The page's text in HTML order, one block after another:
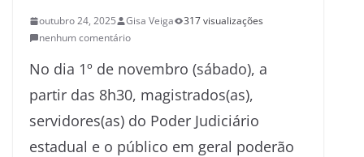
outubro 24, 2025 Gisa Veiga
317 visualizações
nenhum comentário
No dia 1º de novembro (sábado), a
partir das 8h30, magistrados(as),
servidores(as) do Poder Judiciário
estadual e o público em geral poderão